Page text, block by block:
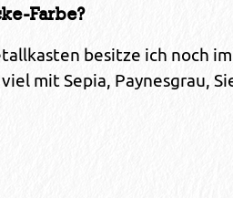
Farbe?
besitze ich noch
mit Sepia, Paynesgrau,